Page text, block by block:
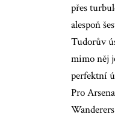
přes
alespoň
Tudorův
mimo něj
perfektní
Pro